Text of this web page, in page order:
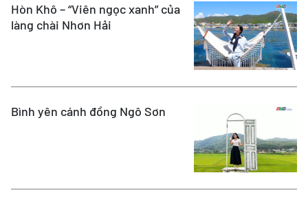
Hòn Khô – “Viên ngọc xanh” của
làng chài Nhơn Hải
Bình yên cánh đồng Ngô Sơn